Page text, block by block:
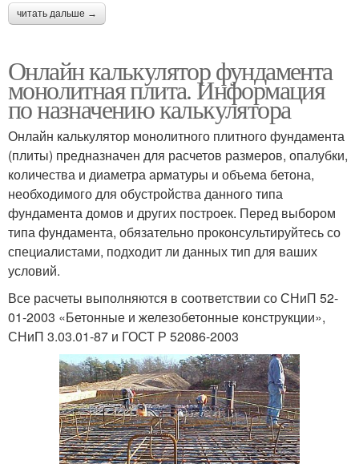
читать дальше →
Онлайн калькулятор фундамента
монолитная плита. Информация
по назначению калькулятора
Онлайн калькулятор монолитного плитного фундамента
(плиты) предназначен для расчетов размеров, опалубки,
количества и диаметра арматуры и объема бетона,
необходимого для обустройства данного типа
фундамента домов и других построек. Перед выбором
типа фундамента, обязательно проконсультируйтесь со
специалистами, подходит ли данных тип для ваших
условий.
Все расчеты выполняются в соответствии со СНиП 52-
01-2003 «Бетонные и железобетонные конструкции»,
СНиП 3.03.01-87 и ГОСТ Р 52086-2003